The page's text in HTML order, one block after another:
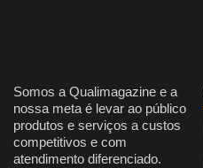
Somos a Qualimagazine e a
nossa meta é levar ao público
produtos e serviços a custos
competitivos e com
atendimento diferenciado.